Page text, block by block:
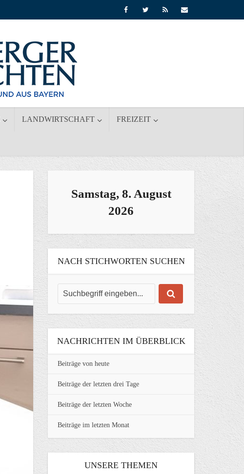
LANDWIRTSCHAFT FREIZEIT
Samstag, 8. August
2026
NACH STICHWORTEN SUCHEN
NACHRICHTEN IM ÜBERBLICK
Beiträge von heute
Beiträge der letzten drei Tage
Beiträge der letzten Woche
Beiträge im letzten Monat
UNSERE THEMEN